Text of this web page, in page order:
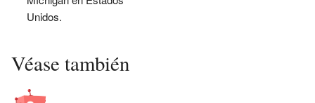
Unidos.
Véase también